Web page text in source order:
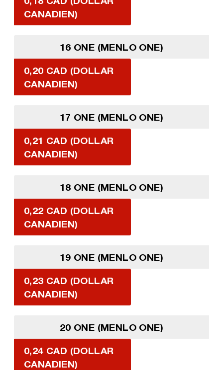
CANADIEN)
16 ONE (MENLO ONE)
0,20 CAD (DOLLAR
CANADIEN)
17 ONE (MENLO ONE)
0,21 CAD (DOLLAR
CANADIEN)
18 ONE (MENLO ONE)
0,22 CAD (DOLLAR
CANADIEN)
19 ONE (MENLO ONE)
0,23 CAD (DOLLAR
CANADIEN)
20 ONE (MENLO ONE)
0,24 CAD (DOLLAR
CANADIEN)